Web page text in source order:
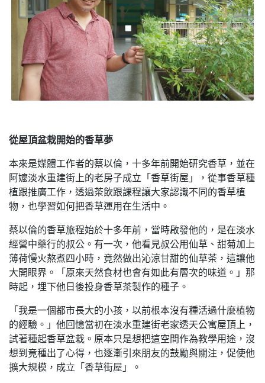
從屋頂盆栽開始的香草夢
本來是媒體工作者的蔡以倫，十多年前開始研究香草，並在
阿嬤淡水重建街上的老房子成立「香草街屋」，從事香草種
植跟推廣工作，透過茶飲跟課程讓大家認識不同的香草植
物，也學習如何把香草運用在生活中。
蔡以倫的香草旅程始於十多年前，當時啟發他的，是在淡水
經營中藥行的叔公。有一次，他看見叔公用仙草、甜菊加上
薄荷慢火熬煮四小時，竟然做出沁涼甘甜的仙草茶，這讓他
大開眼界。「原來天然食材也會有如此有層次的味道。」那
時起，埋下他日後投身香草茶製作的種子。
「我是一個都市長大的小孩，以前根本沒有種活過什麼植物
的經驗。」他回憶當初在淡水重建街老家透天公寓屋頂上，
試著種起香草盆栽。原本只是想把這空間作為教學用途，沒
想到竟種出了心得，也逐漸引來朋友的鼓勵與關注，促使他
擴大規模，成立「香草街屋」。